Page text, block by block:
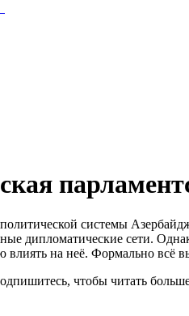
системы
дипломатические сети.
влиять на неё. Формально всё
чтобы читать